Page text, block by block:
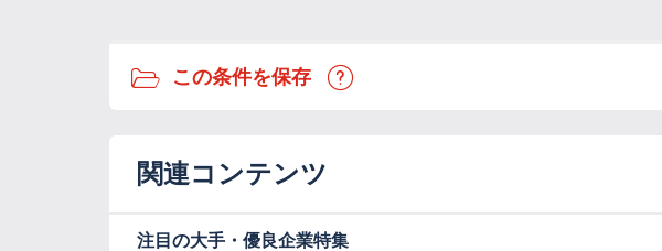
この条件を保存
関連コンテンツ
注目の大手・優良企業特集